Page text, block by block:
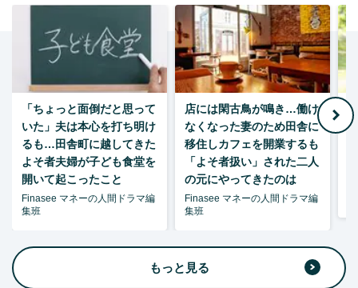
「ちょっと面倒だと思って
いた」夫は本心を打ち明け
るも…田舎町に越してきた
よそ者夫婦が子ども食堂を
開いて起こったこと
Finasee マネーの人間ドラマ編
集班
店には閑古鳥が鳴き…働け
なくなった妻のため田舎に
移住しカフェを開業するも
「よそ者扱い」された二人
の元にやってきたのは
Finasee マネーの人間ドラマ編
集班
もっと見る